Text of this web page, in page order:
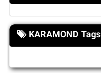
KARAMOND Tags